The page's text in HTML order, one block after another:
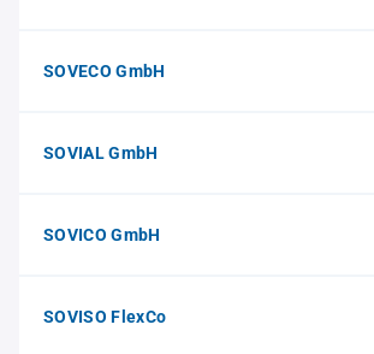
SOVECO GmbH
SOVIAL GmbH
SOVICO GmbH
SOVISO FlexCo